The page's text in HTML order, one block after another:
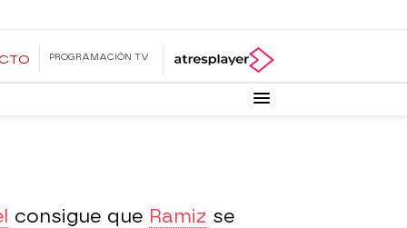
PROGRAMACIÓN TV
consigue que Ramiz se